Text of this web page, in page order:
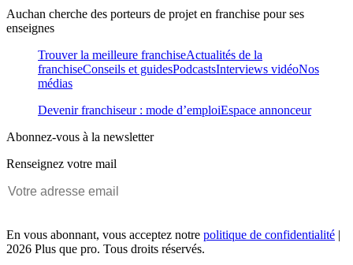
Auchan cherche des porteurs de projet en franchise pour ses
enseignes
Trouver la meilleure franchiseActualités de la
franchiseConseils et guidesPodcastsInterviews vidéoNos
médias
Devenir franchiseur : mode d’emploiEspace annonceur
Abonnez-vous à la newsletter
Renseignez votre mail
En vous abonnant, vous acceptez notre politique de confidentialité |
2026 Plus que pro. Tous droits réservés.